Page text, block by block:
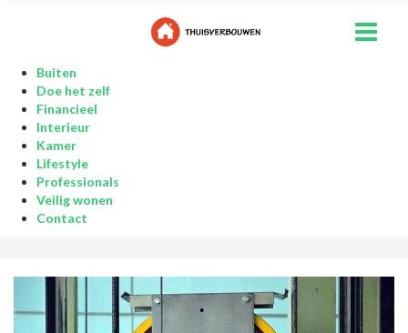
Buiten
Doe het zelf
Financieel
Interieur
Kamer
Lifestyle
Professionals
Veilig wonen
Contact